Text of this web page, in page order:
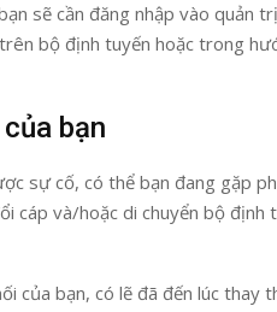
sẽ cần đăng nhập vào quản
bộ định tuyến hoặc trong
bạn
sự cố, có thể bạn đang gặp
cáp và/hoặc di chuyển bộ
của bạn, có lẽ đã đến lúc thay